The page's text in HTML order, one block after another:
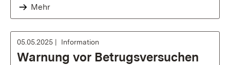
Mehr
05.05.2025 Information
Warnung vor Betrugsversuchen